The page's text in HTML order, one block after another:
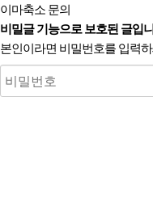
이마축소 문의
비밀글 기능으로 보호된 글입
본인이라면 비밀번호를 입력